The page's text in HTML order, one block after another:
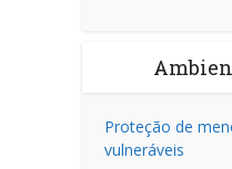
Proteção de
vulneráveis